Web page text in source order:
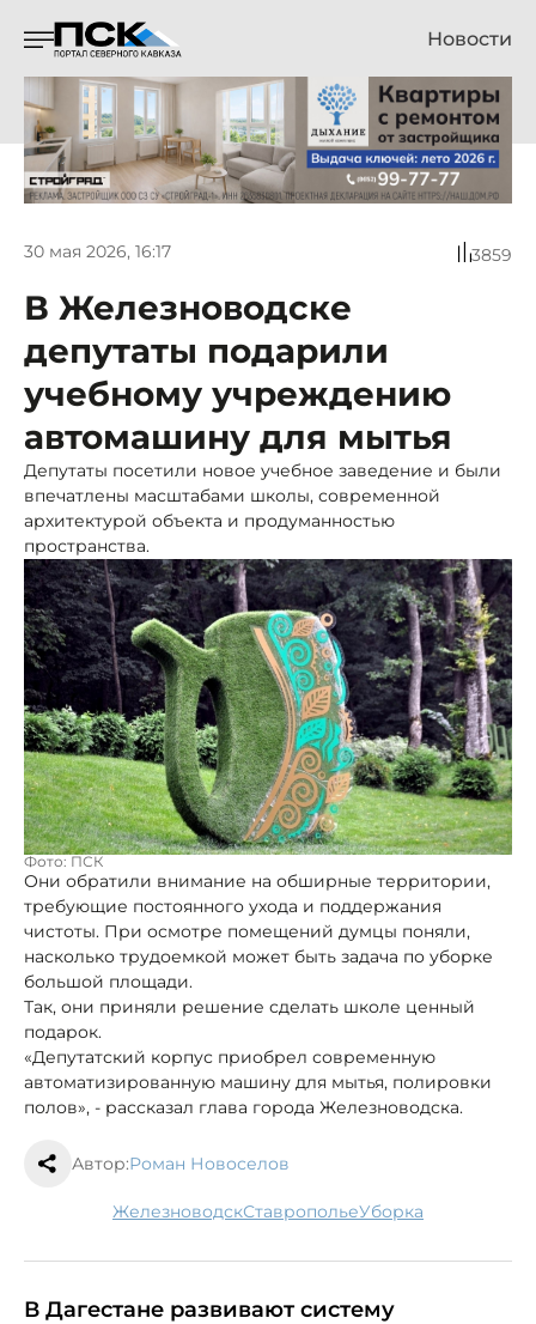
Новости
30 мая 2026, 16:17 3859
В Железноводске
депутаты подарили
учебному учреждению
автомашину для мытья
Депутаты посетили новое учебное заведение и были
впечатлены масштабами школы, современной
архитектурой объекта и продуманностью
пространства.
Фото: ПСК
Они обратили внимание на обширные территории,
требующие постоянного ухода и поддержания
чистоты. При осмотре помещений думцы поняли,
насколько трудоемкой может быть задача по уборке
большой площади.
Так, они приняли решение сделать школе ценный
подарок.
«Депутатский корпус приобрел современную
автоматизированную машину для мытья, полировки
полов», - рассказал глава города Железноводска.
Автор:Роман Новоселов
Железноводск Ставрополье уборка
В Дагестане развивают систему